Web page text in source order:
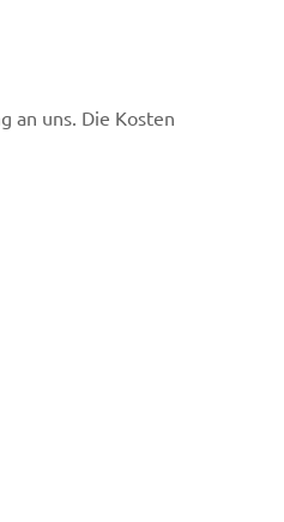
an uns. Die Kosten